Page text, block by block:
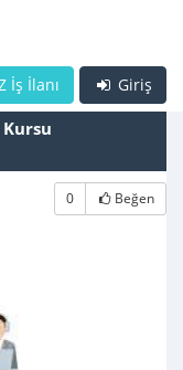
Giriş
İş İlanı
0 Beğen